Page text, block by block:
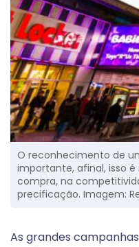
O reconhecimento de
importante, afinal, isso
compra, na
precificação. Imagem:
As grandes